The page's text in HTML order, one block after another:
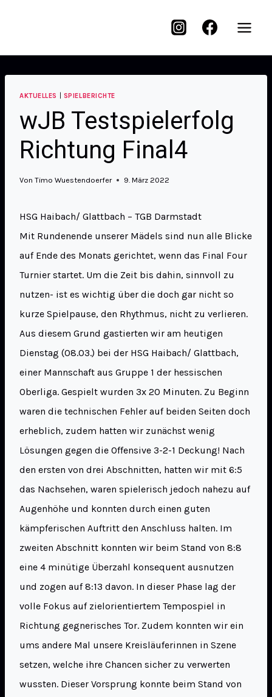
AKTUELLES SPIELBERICHTE
wJB Testspielerfolg
Richtung Final4
Von Timo Wuestendoerfer 9. März 2022
HSG Haibach/ Glattbach – TGB Darmstadt
Mit Rundenende unserer Mädels sind nun alle Blicke
auf Ende des Monats gerichtet, wenn das Final Four
Turnier startet. Um die Zeit bis dahin, sinnvoll zu
nutzen- ist es wichtig über die doch gar nicht so
kurze Spielpause, den Rhythmus, nicht zu verlieren.
Aus diesem Grund gastierten wir am heutigen
Dienstag (08.03.) bei der HSG Haibach/ Glattbach,
einer Mannschaft aus Gruppe 1 der hessischen
Oberliga. Gespielt wurden 3x 20 Minuten. Zu Beginn
waren die technischen Fehler auf beiden Seiten doch
erheblich, zudem hatten wir zunächst wenig
Lösungen gegen die Offensive 3-2-1 Deckung! Nach
den ersten von drei Abschnitten, hatten wir mit 6:5
das Nachsehen, waren spielerisch jedoch nahezu auf
Augenhöhe und konnten durch einen guten
kämpferischen Auftritt den Anschluss halten. Im
zweiten Abschnitt konnten wir beim Stand von 8:8
eine 4 minütige Überzahl konsequent ausnutzen
und zogen auf 8:13 davon. In dieser Phase lag der
volle Fokus auf zielorientiertem Tempospiel in
Richtung gegnerisches Tor. Zudem konnten wir ein
ums andere Mal unsere Kreisläuferinnen in Szene
setzen, welche ihre Chancen sicher zu verwerten
wussten. Dieser Vorsprung konnte beim Stand von